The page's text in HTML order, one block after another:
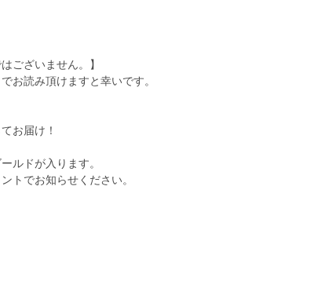
ございません。】
お読み頂けますと幸いです。
お届け！
ルドが入ります。
トでお知らせください。